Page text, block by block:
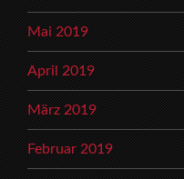
Mai 2019
April 2019
März 2019
Februar 2019